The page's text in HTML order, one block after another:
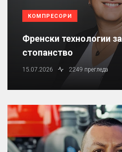
КОМПРЕСОРИ
Френски технологии
стопанство
15.07.2026 2249 прегледа